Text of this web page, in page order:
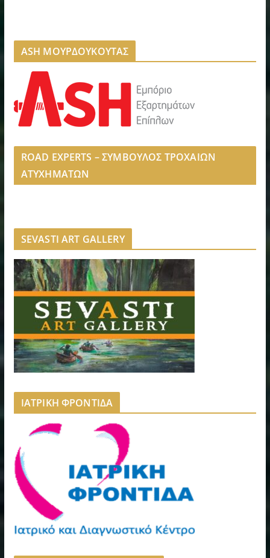
ASH ΜΟΥΡΔΟΥΚΟΥΤΑΣ
ROAD EXPERTS – ΣΥΜΒΟΥΛΟΣ ΤΡΟΧΑΙΩΝ
ΑΤΥΧΗΜΑΤΩΝ
SEVASTI ART GALLERY
ΙΑΤΡΙΚΗ ΦΡΟΝΤΙΔΑ